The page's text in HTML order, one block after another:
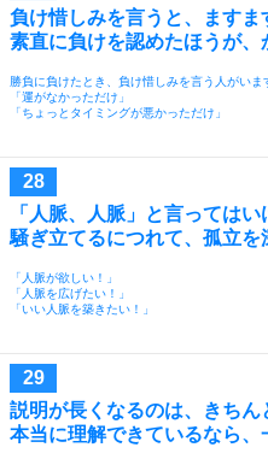
負け惜しみを言うと、ますま
素直に負けを認めたほうが、
勝負に負けたとき、負け惜しみを言う人がいま
「運がなかっただけ」
「ちょっとタイミングが悪かっただけ」
「人脈、人脈」と言ってはい
騒ぎ立てるにつれて、孤立を
「人脈が欲しい！」
「人脈を広げたい！」
「いい人脈を築きたい！」
説明が長くなるのは、きちん
本当に理解できているなら、